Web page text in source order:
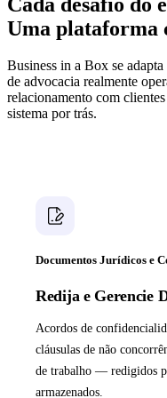
Uma plataforma
Business in a Box se
de advocacia realmente
relacionamento com
sistema por trás.
Documentos Jurídicos e
Redija e Gerencie
Acordos de
cláusulas de não
de trabalho — redigidos
armazenados.